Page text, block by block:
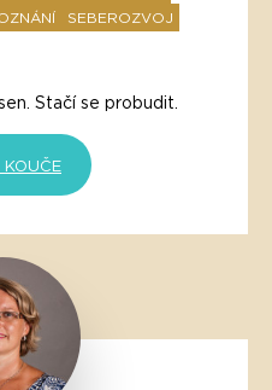
SEBEROZVOJ
Stačí se probudit.
KOUČE